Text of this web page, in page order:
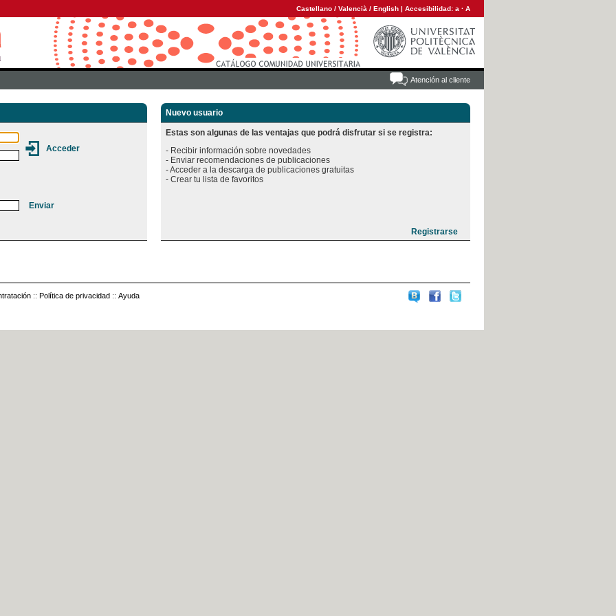
Castellano / Valencià / English | Accesibilidad: a · A
Atención al cliente
Nuevo usuario
Estas son algunas de las ventajas que podrá disfrutar si se registra:
- Recibir información sobre novedades
- Enviar recomendaciones de publicaciones
- Acceder a la descarga de publicaciones gratuitas
:: Política de privacidad :: Ayuda